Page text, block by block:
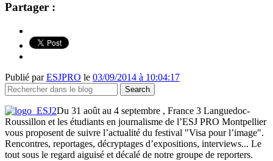
Partager :
Publié parESJPRO le 03/09/2014 à 10:04:17
Du 31 août au 4 septembre , France 3 Languedoc-
Roussillon et les étudiants en journalisme de l’ESJ PRO Montpellier
vous proposent de suivre l’actualité du festival "Visa pour l’image".
Rencontres, reportages, décryptages d’expositions, interviews... Le
tout sous le regard aiguisé et décalé de notre groupe de reporters.